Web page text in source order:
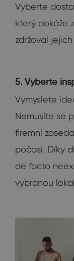
Vyberte
který dokáže
zdržoval
5. Vyberte
Vymyslete
Nemusíte se
firemní
počasí. Díky
de facto
vybranou